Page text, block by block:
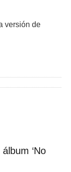
versión de
‘No